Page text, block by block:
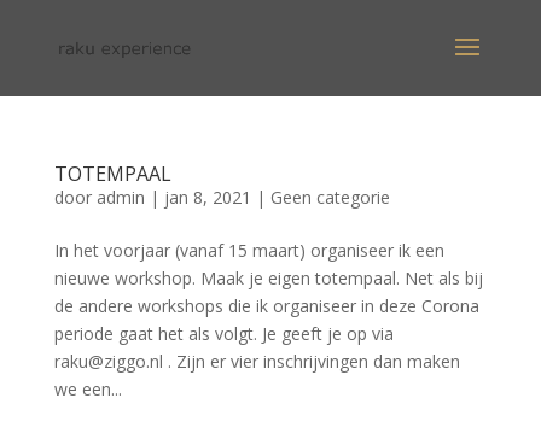
TOTEMPAAL
door admin | jan 8, 2021 | Geen categorie
In het voorjaar (vanaf 15 maart) organiseer ik een
nieuwe workshop. Maak je eigen totempaal. Net als bij
de andere workshops die ik organiseer in deze Corona
periode gaat het als volgt. Je geeft je op via
raku@ziggo.nl . Zijn er vier inschrijvingen dan maken
we een...